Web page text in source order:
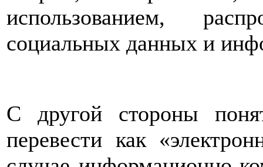
использованием,
социальных данных и
С другой стороны
перевести как